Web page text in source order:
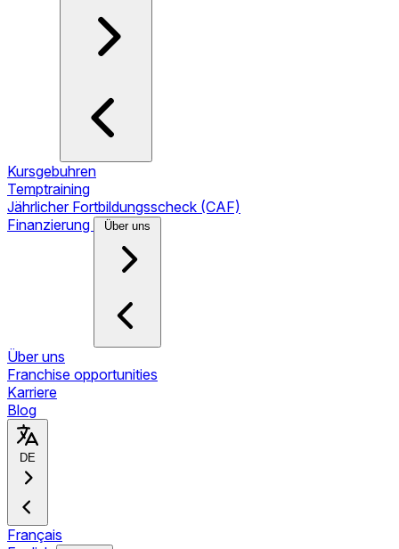
Kursgebuhren
Temptraining
Jährlicher Fortbildungsscheck (CAF)
Finanzierung
Über uns
Über uns
Franchise opportunities
Karriere
Blog
DE
Français